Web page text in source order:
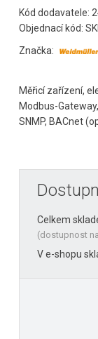
Kód dodavatele:
Objednací kód:
Značka:
Měřicí zařízení,
Modbus-
SNMP, BACnet
Celkem
(dostupnost
V e-shopu